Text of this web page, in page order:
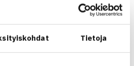
Tietoja
Ruotsin Siri Victorssonille
Olivia PimiäNorjan Andrea
sai Lila parinaan revanssin